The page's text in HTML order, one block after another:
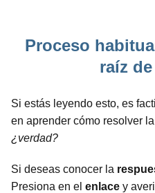
Proceso
raíz de
Si estás leyendo esto, es
en aprender cómo resolver la
¿verdad?
Si deseas conocer la
Presiona en el enlace y